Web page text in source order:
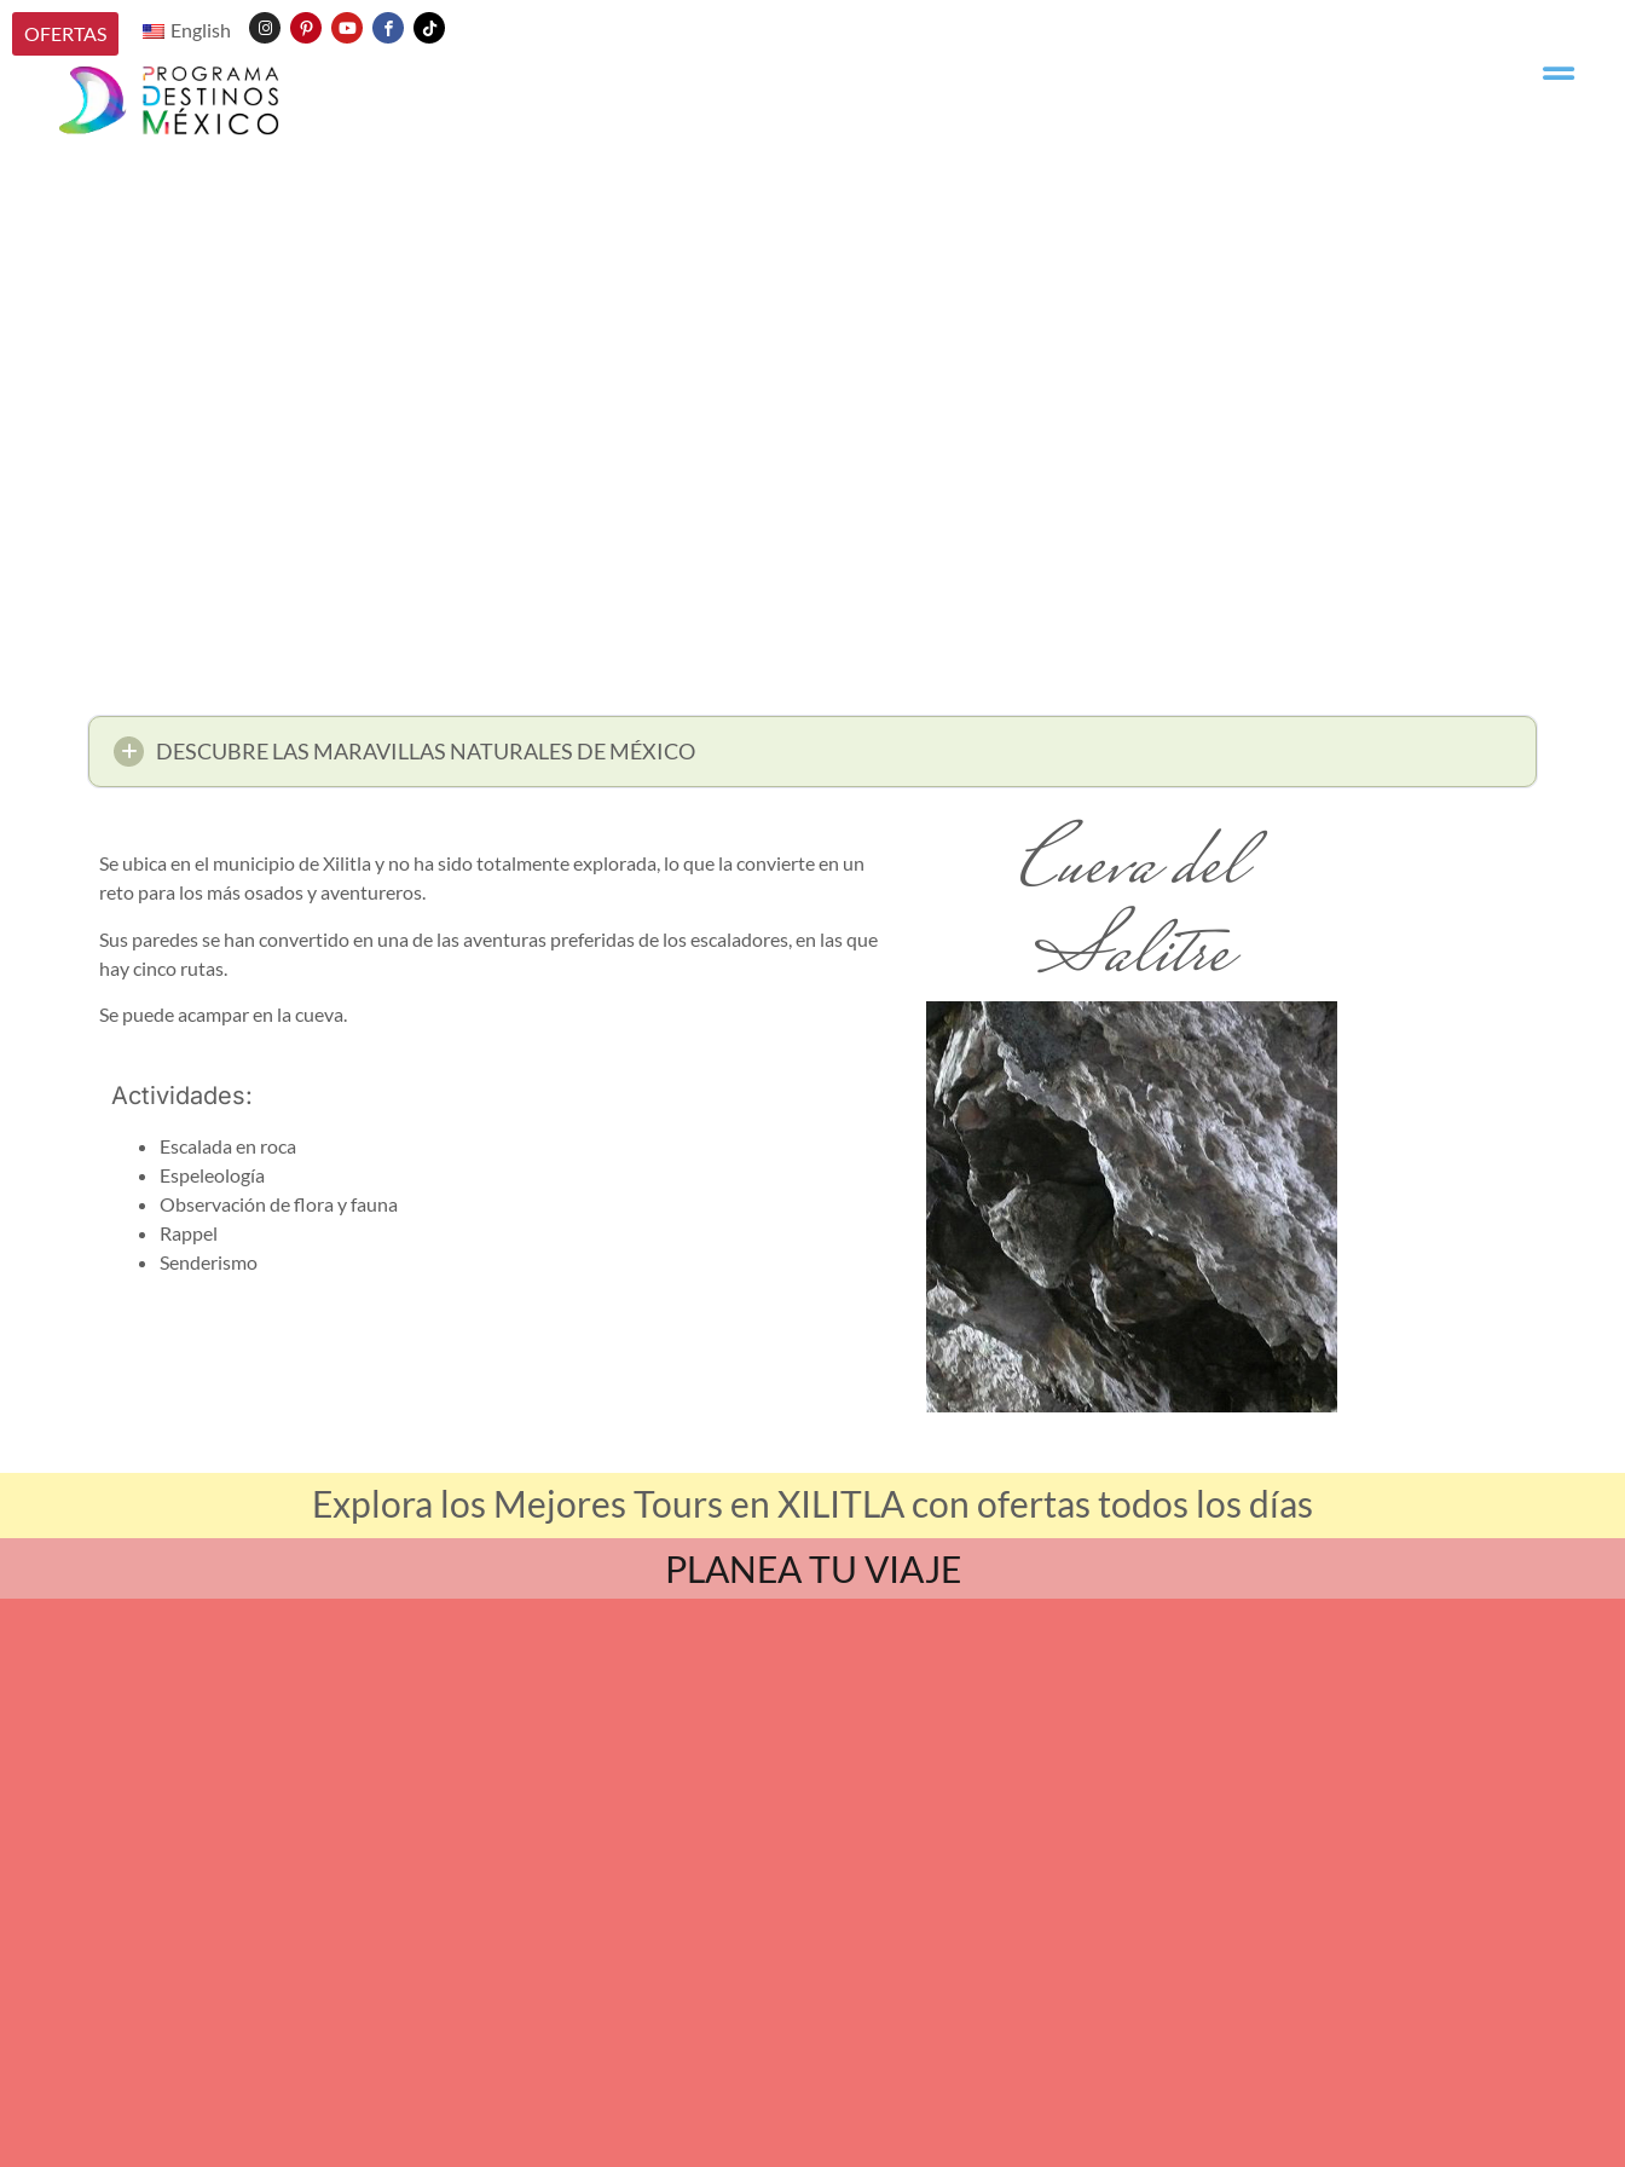
OFERTAS English
DESCUBRE LAS MARAVILLAS NATURALES DE MÉXICO
Se ubica en el municipio de Xilitla y no ha sido totalmente explorada, lo que la convierte en un
reto para los más osados y aventureros.
Sus paredes se han convertido en una de las aventuras preferidas de los escaladores, en las que
hay cinco rutas.
Se puede acampar en la cueva.
Actividades:
Escalada en roca
Espeleología
Observación de flora y fauna
Rappel
Senderismo
Cueva del
Salitre
Explora los Mejores Tours en XILITLA con ofertas todos los días
PLANEA TU VIAJE